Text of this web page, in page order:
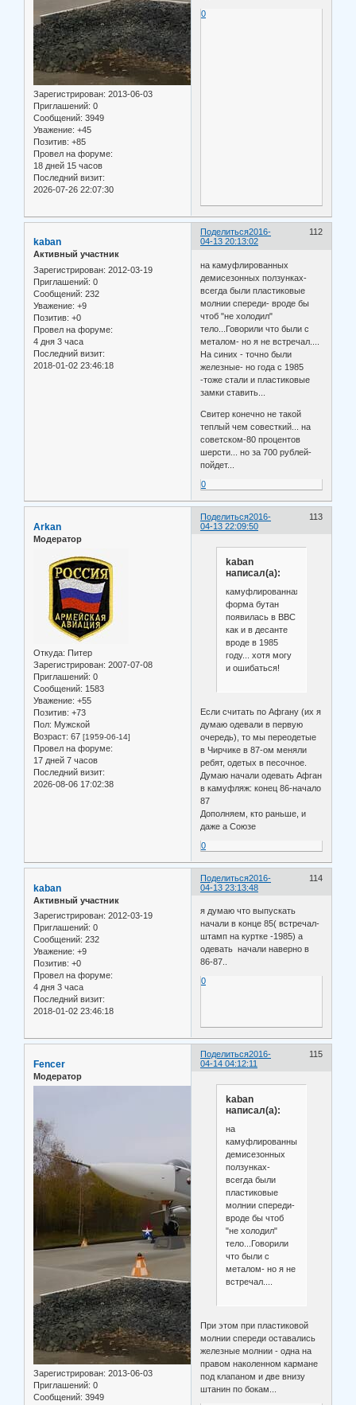
Зарегистрирован: 2013-06-03
Приглашений: 0
Сообщений: 3949
Уважение: +45
Позитив: +85
Провел на форуме:
18 дней 15 часов
Последний визит:
2026-07-26 22:07:30
0
Поделиться 112
2016-
04-13 20:13:02
kaban
Активный участник
Зарегистрирован: 2012-03-19
Приглашений: 0
Сообщений: 232
Уважение: +9
Позитив: +0
Провел на форуме:
4 дня 3 часа
Последний визит:
2018-01-02 23:46:18
на камуфлированных
демисезонных ползунках-
всегда были пластиковые
молнии спереди- вроде бы
чтоб "не холодил"
тело...Говорили что были с
металом- но я не встречал....
На синих - точно были
железные- но года с 1985
-тоже стали и пластиковые
замки ставить...
Свитер конечно не такой
теплый чем совесткий... на
советском-80 процентов
шерсти... но за 700 рублей-
пойдет...
0
Поделиться 113
2016-
04-13 22:09:50
Arkan
Модератор
Откуда: Питер
Зарегистрирован: 2007-07-08
Приглашений: 0
Сообщений: 1583
Уважение: +55
Позитив: +73
Пол: Мужской
Возраст: 67 [1959-06-14]
Провел на форуме:
17 дней 7 часов
Последний визит:
2026-08-06 17:02:38
kaban
написал(а):
камуфлированная
форма бутан
появилась в ВВС
как и в десанте
вроде в 1985
году... хотя могу
и ошибаться!
Если считать по Афгану (их я
думаю одевали в первую
очередь), то мы переодетые
в Чирчике в 87-ом меняли
ребят, одетых в песочное.
Думаю начали одевать Афган
в камуфляж: конец 86-начало
87
Дополняем, кто раньше, и
даже а Союзе
0
Поделиться 114
2016-
04-13 23:13:48
kaban
Активный участник
Зарегистрирован: 2012-03-19
Приглашений: 0
Сообщений: 232
Уважение: +9
Позитив: +0
Провел на форуме:
4 дня 3 часа
Последний визит:
2018-01-02 23:46:18
я думаю что выпускать
начали в конце 85( встречал-
штамп на куртке -1985) а
одевать начали наверно в
86-87..
0
Поделиться 115
2016-
04-14 04:12:11
Fencer
Модератор
Зарегистрирован: 2013-06-03
Приглашений: 0
Сообщений: 3949
kaban
написал(а):
на
камуфлированных
демисезонных
ползунках-
всегда были
пластиковые
молнии спереди-
вроде бы чтоб
"не холодил"
тело...Говорили
что были с
металом- но я не
встречал....
При этом при пластиковой
молнии спереди оставались
железные молнии - одна на
правом наколенном кармане
под клапаном и две внизу
штанин по бокам...